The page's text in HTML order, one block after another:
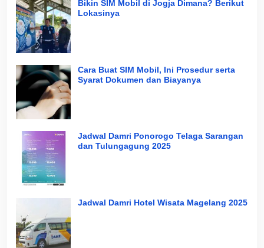
Bikin SIM Mobil di Jogja Dimana? Berikut
Lokasinya
Cara Buat SIM Mobil, Ini Prosedur serta
Syarat Dokumen dan Biayanya
Jadwal Damri Ponorogo Telaga Sarangan
dan Tulungagung 2025
Jadwal Damri Hotel Wisata Magelang 2025